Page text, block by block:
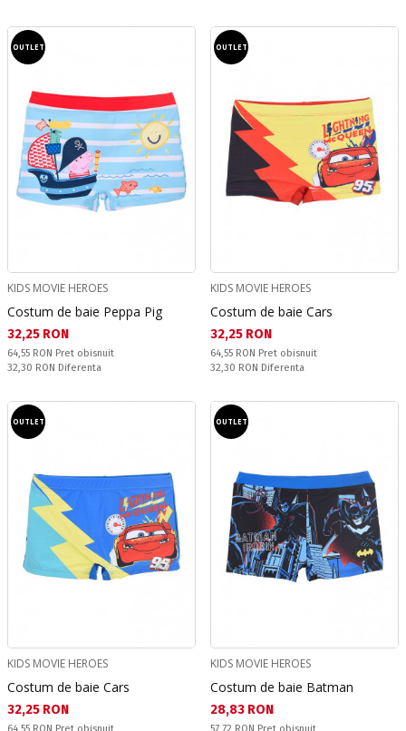
OUTLET
KIDS MOVIE HEROES
Costum de baie Peppa Pig
Текуща цена:
32,25 RON
Pret obisnuit:
64,55 RON Pret obisnuit
Спестявате:
32,30 RON Diferenta
OUTLET
KIDS MOVIE HEROES
Costum de baie Cars
Текуща цена:
32,25 RON
Pret obisnuit:
64,55 RON Pret obisnuit
Спестявате:
32,30 RON Diferenta
OUTLET
KIDS MOVIE HEROES
Costum de baie Cars
Текуща цена:
32,25 RON
Pret obisnuit:
64,55 RON Pret obisnuit
OUTLET
KIDS MOVIE HEROES
Costum de baie Batman
Текуща цена:
28,83 RON
Pret obisnuit:
57,72 RON Pret obisnuit